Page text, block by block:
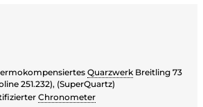
Quarzwerk Breitling 73
251.232), (SuperQuartz)
Chronometer